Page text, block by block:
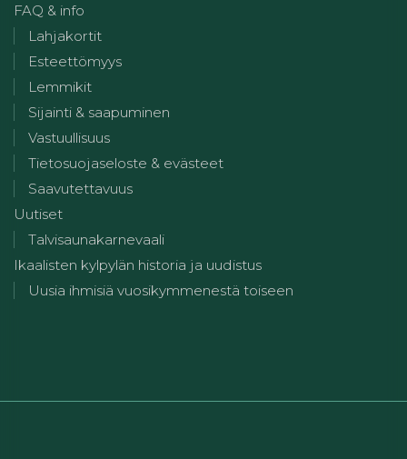
FAQ & info
Lahjakortit
Esteettömyys
Lemmikit
Sijainti & saapuminen
Vastuullisuus
Tietosuojaseloste & evästeet
Saavutettavuus
Uutiset
Talvisaunakarnevaali
Ikaalisten kylpylän historia ja uudistus
Uusia ihmisiä vuosikymmenestä toiseen